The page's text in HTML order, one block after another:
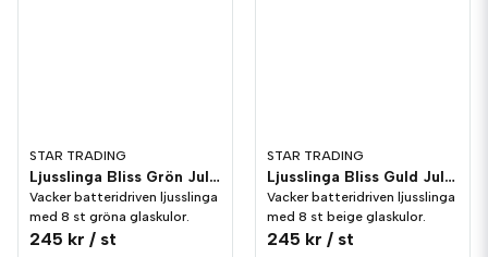
STAR TRADING
Ljusslinga Bliss Grön Julgranskulor
Vacker batteridriven ljusslinga
med 8 st gröna glaskulor.
245 kr / st
STAR TRADING
Ljusslinga Bliss Guld Julgranskulor
Vacker batteridriven ljusslinga
med 8 st beige glaskulor.
245 kr / st